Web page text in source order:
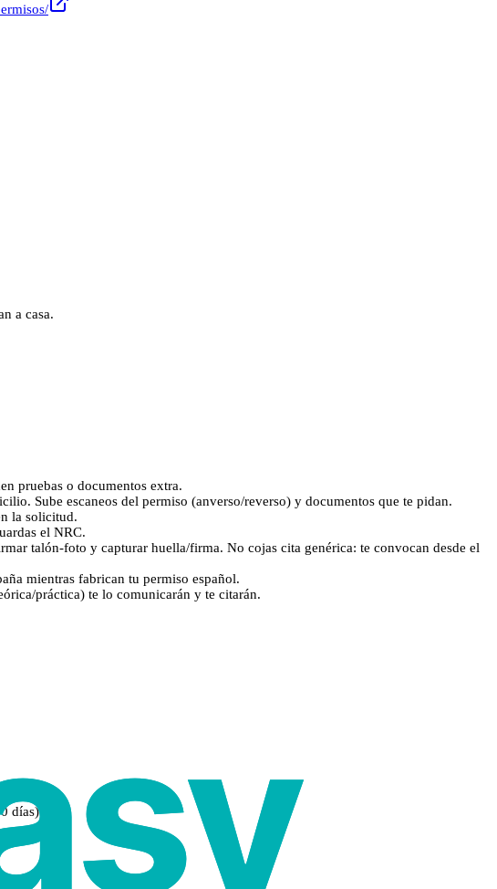
a casa.
pruebas o documentos extra.
Sube escaneos del permiso (anverso/reverso) y documentos que te pidan.
la solicitud.
el NRC.
talón-foto y capturar huella/firma. No cojas cita genérica: te convocan desde el
mientras fabrican tu permiso español.
práctica) te lo comunicarán y te citarán.
días).